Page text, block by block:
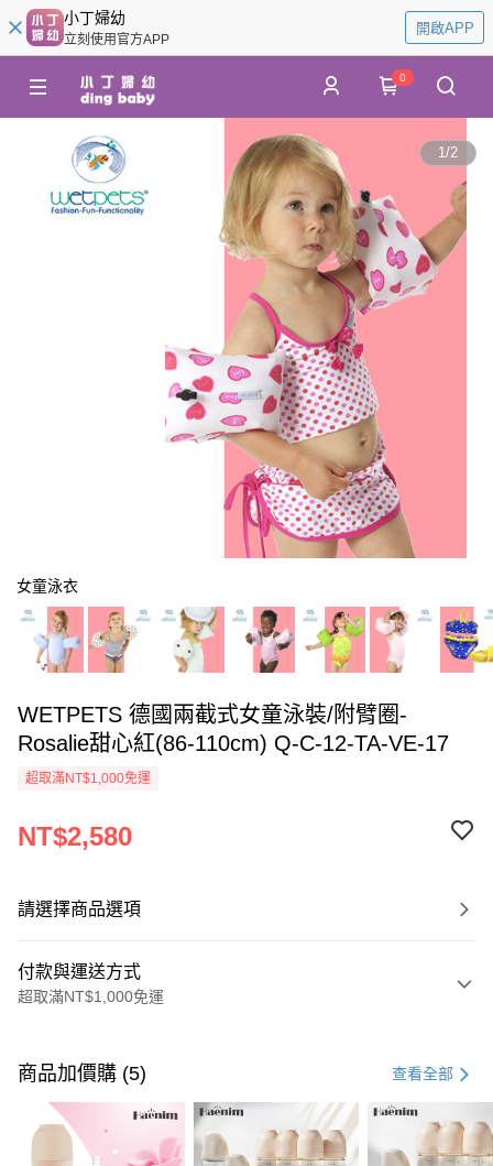
小丁婦幼
立刻使用官方APP
開啟APP
0
1/2
女童泳衣
WETPETS 德國兩截式女童泳裝/附臂圈-
Rosalie甜心紅(86-110cm) Q-C-12-TA-VE-17
超取滿NT$1,000免運
NT$2,580
請選擇商品選項
付款與運送方式
超取滿NT$1,000免運
信用卡一次付款
信用卡分期付款
3 期 0 利率 每期 NT$860 21家銀行
商品加價購 (5) 查看全部